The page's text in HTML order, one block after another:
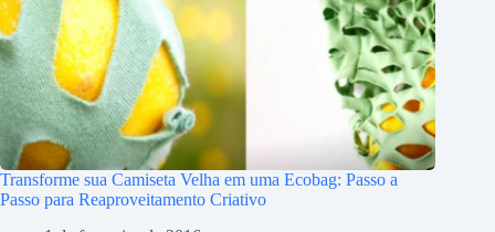
Transforme sua Camiseta Velha em uma Ecobag: Passo a
Passo para Reaproveitamento Criativo